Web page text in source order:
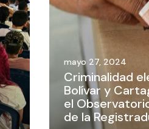
mayo 27, 2024
Criminalidad
Bolívar y
el
de la